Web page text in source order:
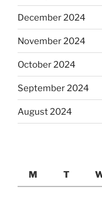
December 2024
November 2024
October 2024
September 2024
August 2024
M
T